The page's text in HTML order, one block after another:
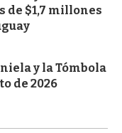
de $1,7 millones
y la Tómbola
de 2026